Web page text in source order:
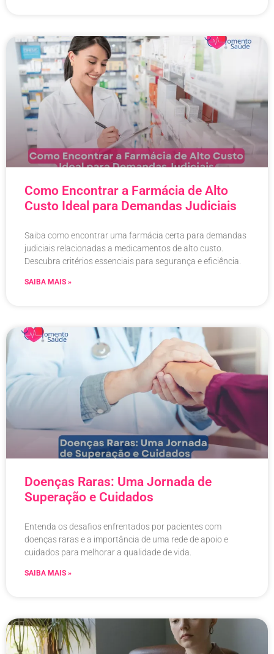
Como Encontrar a Farmácia de Alto
Custo Ideal para Demandas Judiciais
Saiba como encontrar uma farmácia certa para demandas
judiciais relacionadas a medicamentos de alto custo.
Descubra critérios essenciais para segurança e eficiência.
SAIBA MAIS »
Doenças Raras: Uma Jornada de
Superação e Cuidados
Entenda os desafios enfrentados por pacientes com
doenças raras e a importância de uma rede de apoio e
cuidados para melhorar a qualidade de vida.
SAIBA MAIS »